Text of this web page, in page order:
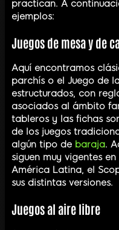
practican. A
ejemplos:
Juegos de mesa y de
Aquí encontramos
parchís o el Juego de
estructurados, con
asociados al ámbito
tableros y las fichas
de los juegos
algún tipo de baraja.
siguen muy vigentes
América Latina, el
sus distintas versiones.
Juegos al aire libre